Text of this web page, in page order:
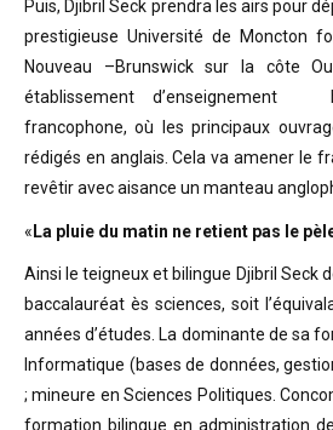
Puis, Djibril Seck prendra les airs pour
prestigieuse Université de Moncton
Nouveau –Brunswick sur la côte
établissement d’enseignement
francophone, où les principaux
rédigés en anglais. Cela va amener le
revêtir avec aisance un manteau
«La pluie du matin ne retient pas le
Ainsi le teigneux et bilingue Djibril Seck
baccalauréat ès sciences, soit
années d’études. La dominante de sa
Informatique (bases de données,
; mineure en Sciences Politiques.
formation bilingue en administration